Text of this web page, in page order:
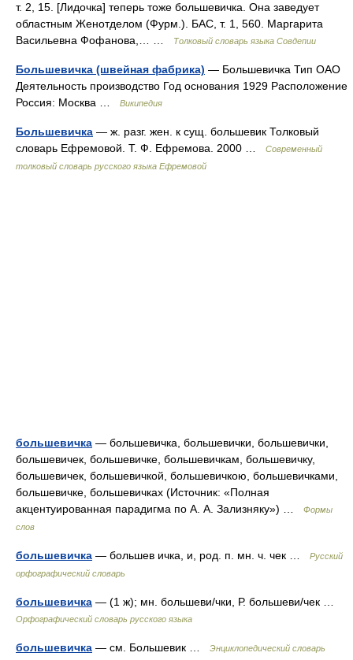
т. 2, 15. [Лидочка] теперь тоже большевичка. Она заведует
областным Женотделом (Фурм.). БАС, т. 1, 560. Маргарита
Васильевна Фофанова,… …
Толковый словарь языка Совдепии
Большевичка (швейная фабрика) — Большевичка Тип ОАО
Деятельность производство Год основания 1929 Расположение
Россия: Москва …
Википедия
Большевичка — ж. разг. жен. к сущ. большевик Толковый
словарь Ефремовой. Т. Ф. Ефремова. 2000 …
Современный
толковый словарь русского языка Ефремовой
большевичка — большевичка, большевички, большевички,
большевичек, большевичке, большевичкам, большевичку,
большевичек, большевичкой, большевичкою, большевичками,
большевичке, большевичках (Источник: «Полная
акцентуированная парадигма по А. А. Зализняку») …
Формы
слов
большевичка — большев ичка, и, род. п. мн. ч. чек …
Русский
орфографический словарь
большевичка — (1 ж); мн. большеви/чки, Р. большеви/чек …
Орфографический словарь русского языка
большевичка — см. Большевик … Энциклопедический словарь